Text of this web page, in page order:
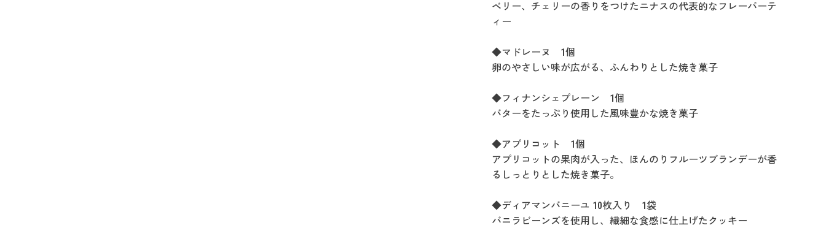
ベリー、チェリーの香りをつけたニナスの代表的なフレーバーテ
ィー
◆マドレーヌ 1個
卵のやさしい味が広がる、ふんわりとした焼き菓子
◆フィナンシェプレーン 1個
バターをたっぷり使用した風味豊かな焼き菓子
◆アプリコット 1個
アプリコットの果肉が入った、ほんのりフルーツブランデーが香
るしっとりとした焼き菓子。
◆ディアマンバニーユ 10枚入り 1袋
バニラビーンズを使用し、繊細な食感に仕上げたクッキー